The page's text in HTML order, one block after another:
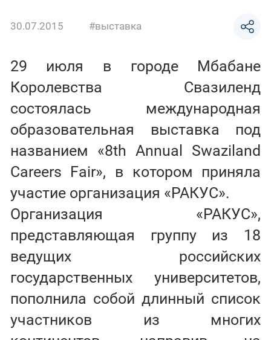
30.07.2015 #выставка
29 июля в городе Мбабане
Королевства Свазиленд
состоялась международная
образовательная выставка под
названием «8th Annual Swaziland
Careers Fair», в котором приняла
участие организация «РАКУС».
Организация «РАКУС»,
представляющая группу из 18
ведущих российских
государственных университетов,
пополнила собой длинный список
участников из многих